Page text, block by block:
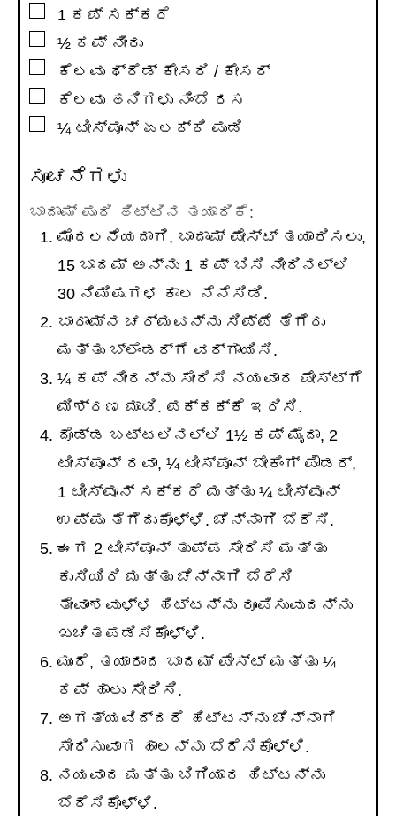
▢1 ಕಪ್ ಸಕ್ಕರೆ
▢½ ಕಪ್ ನೀರು
ಕೆಲವು ಥ್ರೆಡ್ ಕೇಸರಿ / ಕೇಸರ್
ಕೆಲವು ಹನಿಗಳು ನಿಂಬೆ ರಸ
▢¼ ಟೀಸ್ಪೂನ್ ಏಲಕ್ಕಿ ಪುಡಿ
ಸೂಚನೆಗಳು
ಬಾದಾಮ್ ಪುರಿ ಹಿಟ್ಟಿನ ತಯಾರಿಕೆ:
ಮೊದಲನೆಯದಾಗಿ, ಬಾದಾಮ್ ಪೇಸ್ಟ್ ತಯಾರಿಸಲು,
15 ಬಾದಮ್ ಅನ್ನು 1 ಕಪ್ ಬಿಸಿ ನೀರಿನಲ್ಲಿ
30 ನಿಮಿಷಗಳ ಕಾಲ ನೆನೆಸಿಡಿ.
ಬಾದಾಮ್ನ ಚರ್ಮವನ್ನು ಸಿಪ್ಪೆ ತೆಗೆದು
ಮತ್ತು ಬ್ಲೆಂಡರ್ಗೆ ವರ್ಗಾಯಿಸಿ.
¼ ಕಪ್ ನೀರನ್ನು ಸೇರಿಸಿ ನಯವಾದ ಪೇಸ್ಟ್ಗೆ
ಮಿಶ್ರಣ ಮಾಡಿ. ಪಕ್ಕಕ್ಕೆ ಇರಿಸಿ.
ದೊಡ್ಡ ಬಟ್ಟಲಿನಲ್ಲಿ 1½ ಕಪ್ ಮೈದಾ, 2
ಟೀಸ್ಪೂನ್ ರವಾ, ¼ ಟೀಸ್ಪೂನ್ ಬೇಕಿಂಗ್ ಪೌಡರ್,
1 ಟೀಸ್ಪೂನ್ ಸಕ್ಕರೆ ಮತ್ತು ¼ ಟೀಸ್ಪೂನ್
ಉಪ್ಪು ತೆಗೆದುಕೊಳ್ಳಿ. ಚೆನ್ನಾಗಿ ಬೆರೆಸಿ.
ಈಗ 2 ಟೀಸ್ಪೂನ್ ತುಪ್ಪ ಸೇರಿಸಿ ಮತ್ತು
ಕುಸಿಯಿರಿ ಮತ್ತು ಚೆನ್ನಾಗಿ ಬೆರೆಸಿ
ತೇವಾಂಶವುಳ್ಳ ಹಿಟ್ಟನ್ನು ರೂಪಿಸುವುದನ್ನು
ಖಚಿತಪಡಿಸಿಕೊಳ್ಳಿ.
ಮುಂದೆ, ತಯಾರಾದ ಬಾದಮ್ ಪೇಸ್ಟ್ ಮತ್ತು ¼
ಕಪ್ ಹಾಲು ಸೇರಿಸಿ.
ಅಗತ್ಯವಿದ್ದರೆ ಹಿಟ್ಟನ್ನು ಚೆನ್ನಾಗಿ
ಸೇರಿಸುವಾಗ ಹಾಲನ್ನು ಬೆರೆಸಿಕೊಳ್ಳಿ.
ನಯವಾದ ಮತ್ತು ಬಿಗಿಯಾದ ಹಿಟ್ಟನ್ನು
ಬೆರೆಸಿಕೊಳ್ಳಿ.